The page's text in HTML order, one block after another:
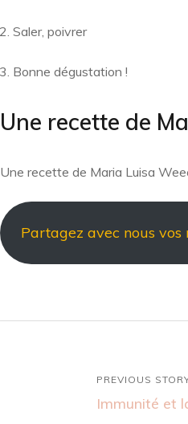
Saler, poivrer
Bonne dégustation !
Une recette de
Une recette de Maria Luisa
Partagez avec nous
PREVIOUS
Immunité et